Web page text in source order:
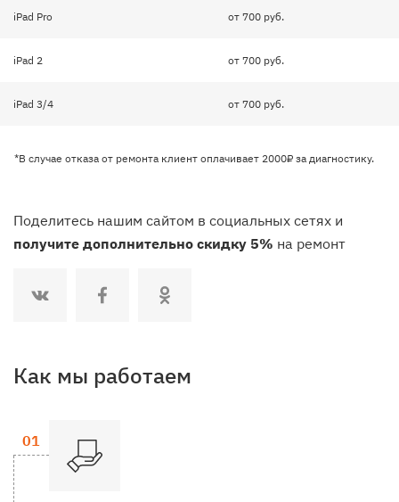
iPad Pro от 700 руб.
iPad 2 от 700 руб.
iPad 3/4 от 700 руб.
*В случае отказа от ремонта клиент оплачивает 2000₽ за диагностику.
Поделитесь нашим сайтом в социальных сетях и
получите дополнительно скидку 5% на ремонт
Как мы работаем